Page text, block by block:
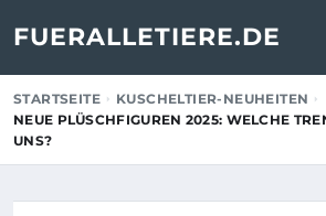
FUERALLETIERE.DE
STARTSEITE
KUSCHELTIER-NEUHEITEN
NEUE PLÜSCHFIGUREN 2025: WELCHE
UNS?